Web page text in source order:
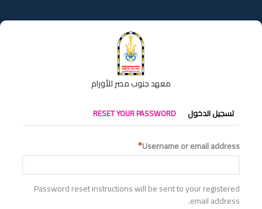
إلى
المحتوى
معهد جنوب مصر للأورام
التبويبات
الأساسية
تسجيل الدخول RESET YOUR PASSWORD
Username or email address
Password reset instructions will be sent to your registered
email address.